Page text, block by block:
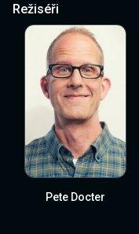
Režiséři
Pete Docter